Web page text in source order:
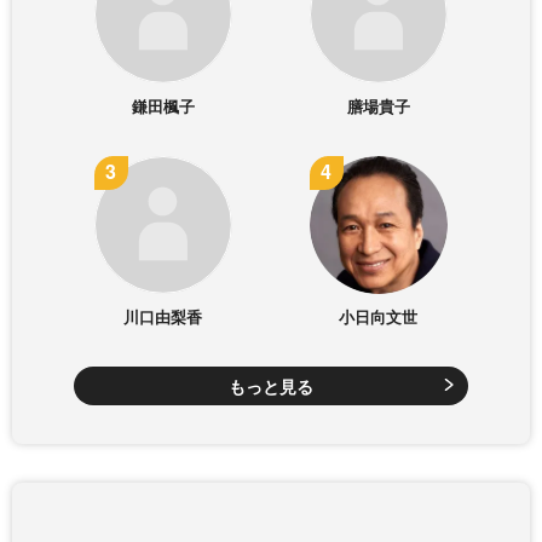
鎌田楓子 膳場貴子
川口由梨香 小日向文世
もっと見る